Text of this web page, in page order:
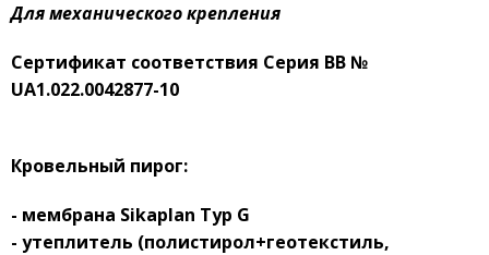
Для механического крепления
Сертификат соответствия Серия ВВ №
UA1.022.0042877-10
Кровельный пирог:
- мембрана Sikaplan Typ G
- утеплитель (полистирол+геотекстиль,